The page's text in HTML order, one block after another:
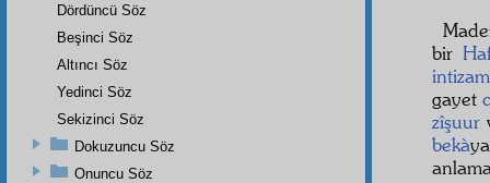
bir
intizam
gayet
zîşuur
bekà
Dördüncü Söz
Beşinci Söz
Altıncı Söz
Yedinci Söz
Sekizinci Söz
Dokuzuncu Söz
Onuncu Söz